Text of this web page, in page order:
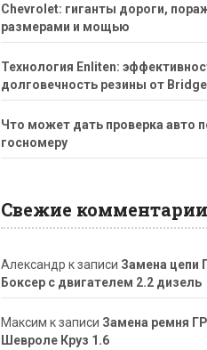
Chevrolet: гиганты дороги,
размерами и мощью
Технология Enliten:
долговечность резины от
Что может дать проверка авто
госномеру
Свежие комментарии
Александр к записи Замена цепи
Боксер с двигателем 2.2 дизель
Максим к записи Замена ремня
Шевроле Круз 1.6